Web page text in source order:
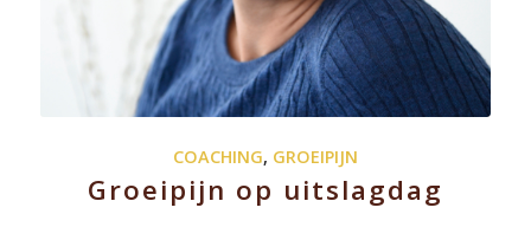
COACHING, GROEIPIJN
Groeipijn op uitslagdag